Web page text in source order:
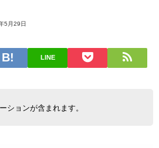
5月29日
LINE
ションが含まれます。